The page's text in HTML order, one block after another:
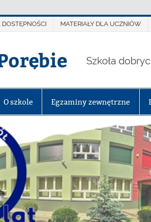
MATERIAŁY DLA UCZNIÓW
Szkoła
O szkole Egzaminy zewnętrzne